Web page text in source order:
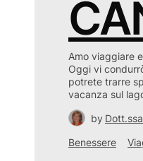
Amo viaggiare
Oggi vi
potrete trarre
vacanza sul
by
Benessere